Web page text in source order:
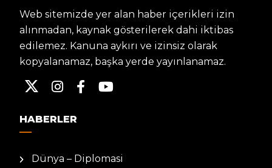
Web sitemizde yer alan haber içerikleri izin
alınmadan, kaynak gösterilerek dahi iktibas
edilemez. Kanuna aykırı ve izinsiz olarak
kopyalanamaz, başka yerde yayınlanamaz.
HABERLER
Dünya – Diplomasi